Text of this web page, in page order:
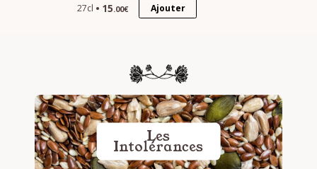
27cl 15.00€ Ajouter
Les
Intolérances